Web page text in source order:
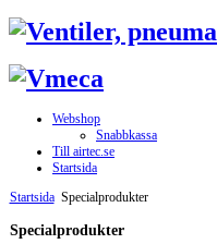
Webshop
Snabbkassa
Till airtec.se
Startsida
Startsida Specialprodukter
Specialprodukter